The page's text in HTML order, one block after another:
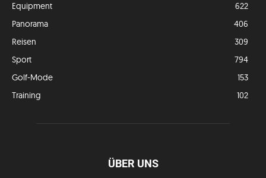
Equipment
622
Panorama
406
Reisen
309
Sport
794
Golf-Mode
153
Training
102
ÜBER UNS